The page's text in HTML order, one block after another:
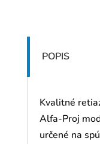
POPIS
Kvalitné
Alfa-Proj
určené na